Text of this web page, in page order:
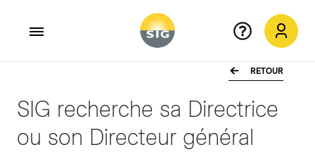
RETOUR
SIG recherche sa Directrice
ou son Directeur général